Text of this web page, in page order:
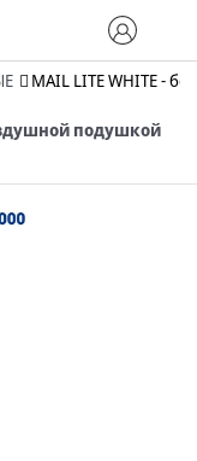
MAIL LITE WHITE -
подушкой